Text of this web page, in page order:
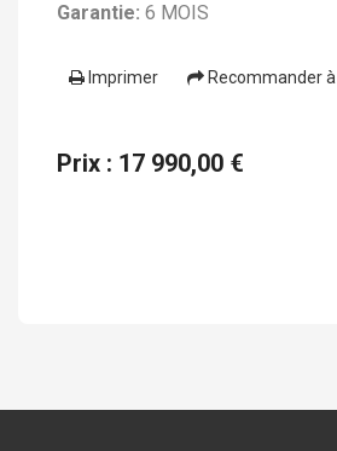
Garantie: 6 MOIS
Imprimer Recommander
Prix : 17 990,00 €